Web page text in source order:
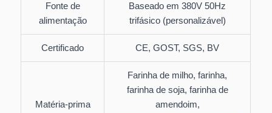
Fonte de
alimentação
Baseado em 380V 50Hz
trifásico (personalizável)
Certificado CE, GOST, SGS, BV
Matéria-prima
Farinha de milho, farinha,
farinha de soja, farinha de
amendoim,